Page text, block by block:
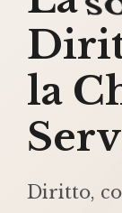
la
Diritto,